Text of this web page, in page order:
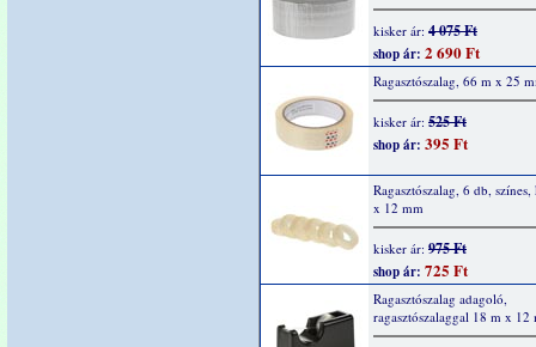
kisker ár: 4 075 Ft
shop ár: 2 690 Ft
Ragasztószalag, 66 m x 25
kisker ár: 525 Ft
shop ár: 395 Ft
Ragasztószalag, 6 db,
x 12 mm
kisker ár: 975 Ft
shop ár: 725 Ft
Ragasztószalag adagoló,
ragasztószalaggal 18 m x 12